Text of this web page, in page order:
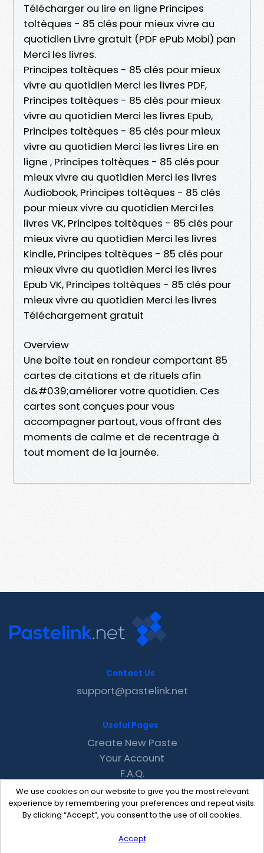
Télécharger ou lire en ligne Principes
toltèques - 85 clés pour mieux vivre au
quotidien Livre gratuit (PDF ePub Mobi) pan
Merci les livres.
Principes toltèques - 85 clés pour mieux
vivre au quotidien Merci les livres PDF,
Principes toltèques - 85 clés pour mieux
vivre au quotidien Merci les livres Epub,
Principes toltèques - 85 clés pour mieux
vivre au quotidien Merci les livres Lire en
ligne , Principes toltèques - 85 clés pour
mieux vivre au quotidien Merci les livres
Audiobook, Principes toltèques - 85 clés
pour mieux vivre au quotidien Merci les
livres VK, Principes toltèques - 85 clés pour
mieux vivre au quotidien Merci les livres
Kindle, Principes toltèques - 85 clés pour
mieux vivre au quotidien Merci les livres
Epub VK, Principes toltèques - 85 clés pour
mieux vivre au quotidien Merci les livres
Téléchargement gratuit
Overview
Une boîte tout en rondeur comportant 85
cartes de citations et de rituels afin
d&#039;améliorer votre quotidien. Ces
cartes sont conçues pour vous
accompagner partout, vous offrant des
moments de calme et de recentrage à
tout moment de la journée.
We use cookies on our website to give you the most relevant
experience by remembering your preferences and repeat visits.
By clicking “Accept”, you consent to the use of all cookies.
Accept
Contact Us
support@pastelink.net
Useful Pages
Create New Paste
Your Account
F.A.Q.
Recent
Contact